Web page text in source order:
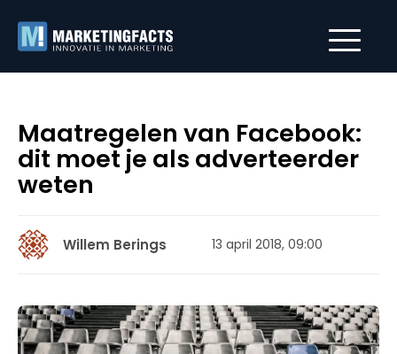
Maatregelen van Facebook:
dit moet je als adverteerder
weten
Willem Berings 13 april 2018, 09:00